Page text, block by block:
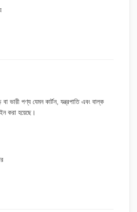
বা ভারী পণ্য যেমন কার্টন, যন্ত্রপাতি এবং বাল্ক
করা হয়েছে।